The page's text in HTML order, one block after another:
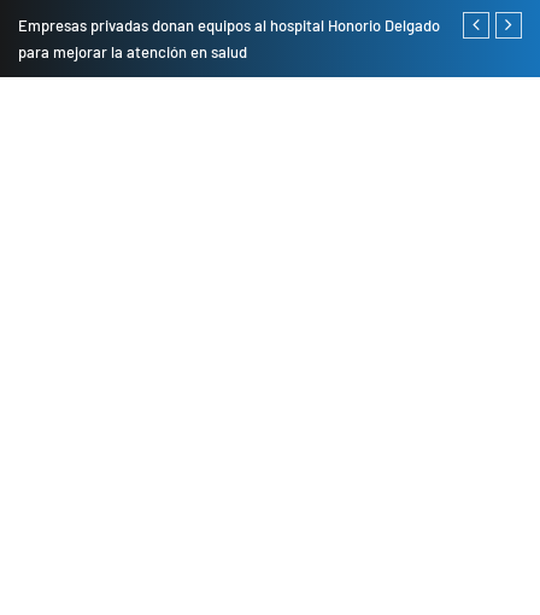
Empresas privadas donan equipos al hospital Honorio Delgado
para mejorar la atención en salud
Cambio de